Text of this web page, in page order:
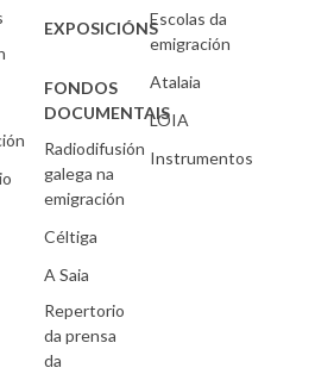
EXPOSICIÓNS
FONDOS
DOCUMENTAIS
Radiodifusión
galega na
emigración
Céltiga
A Saia
Repertorio
da prensa
da
Escolas da
emigración
Atalaia
LOIA
Instrumentos